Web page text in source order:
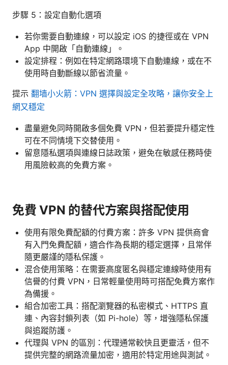
步驟 5：設定自動化選項
若你需要自動連線，可以設定 iOS 的捷徑或在 VPN
App 中開啟「自動連線」。
設定排程：例如在特定網路環境下自動連線，或在不
使用時自動斷線以節省流量。
提示 翻墙小火箭：VPN 選擇與設定全攻略，讓你安全上
網又穩定
盡量避免同時開啟多個免費 VPN，但若要提升穩定性
可在不同情境下交替使用。
留意隱私選項與連線日誌政策，避免在敏感任務時使
用風險較高的免費方案。
免費 VPN 的替代方案與搭配使用
使用有限免費配額的付費方案：許多 VPN 提供商會
有入門免費配額，適合作為長期的穩定選擇，且常伴
隨更嚴謹的隱私保護。
混合使用策略：在需要高度匿名與穩定連線時使用有
信譽的付費 VPN，日常輕量使用時可搭配免費方案作
為備援。
組合加密工具：搭配瀏覽器的私密模式、HTTPS 直
連、內容封鎖列表（如 Pi-hole）等，增強隱私保護
與追蹤防護。
代理與 VPN 的區別：代理通常較快且更靈活，但不
提供完整的網路流量加密，適用於特定用途與測試。